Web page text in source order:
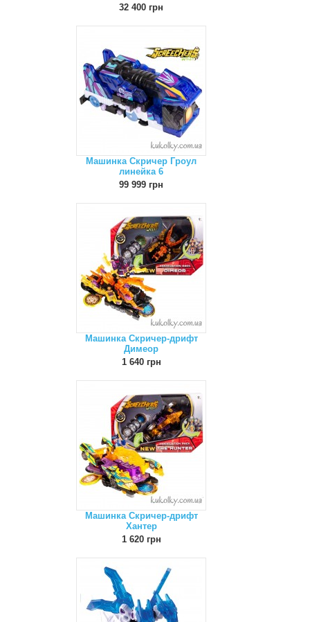
32 400 грн
Машинка Скричер Гроул
линейка 6
99 999 грн
Машинка Скричер-дрифт
Димеор
1 640 грн
Машинка Скричер-дрифт
Хантер
1 620 грн